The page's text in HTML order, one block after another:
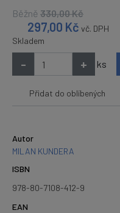
Běžně 330,00Kč
297,00 Kč vč. DPH
Skladem
- + ks
Přidat do oblíbených
Autor
MILAN KUNDERA
ISBN
978-80-7108-412-9
EAN